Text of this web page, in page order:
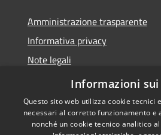
Amministrazione trasparente
Informativa privacy
Note legali
Dichiarazione di accessibilità
Informazioni
Questo sito web utilizza cookie tecnici
necessari al corretto funzionamento e
nonché un cookie tecnico analitico